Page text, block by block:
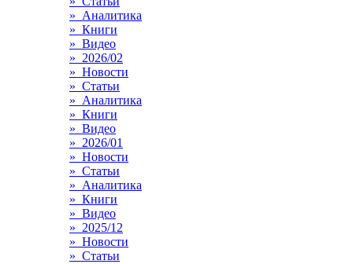
» Аналитика
» Книги
» Видео
» 2026/02
» Новости
» Статьи
» Аналитика
» Книги
» Видео
» 2026/01
» Новости
» Статьи
» Аналитика
» Книги
» Видео
» 2025/12
» Новости
» Статьи